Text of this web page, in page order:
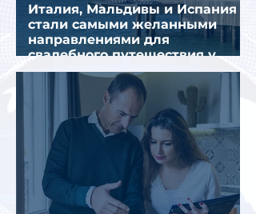
Италия, Мальдивы и Испания
стали самыми желанными
направлениями для
свадебного путешествия у
россиян